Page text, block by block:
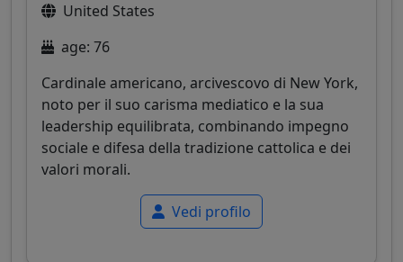
United States
age: 76
Cardinale americano, arcivescovo di New York,
noto per il suo carisma mediatico e la sua
leadership equilibrata, combinando impegno
sociale e difesa della tradizione cattolica e dei
valori morali.
Vedi profilo